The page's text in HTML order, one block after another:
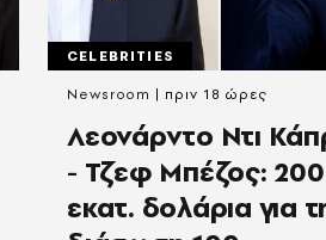
CELEBRITIES
Λεονάρντο Ντι
- Τζεφ Μπέζος: 200
εκατ. δολάρια για
Newsroom πριν 18 ώρες